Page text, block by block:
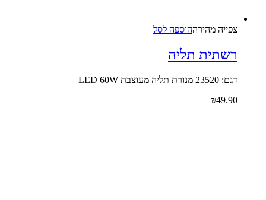
צפייה‬ ‫מהירה‬הוספה לסל
רשתית תליה
דגם: 23520 מנורת תליה מעוצבת LED 60W
₪49.90